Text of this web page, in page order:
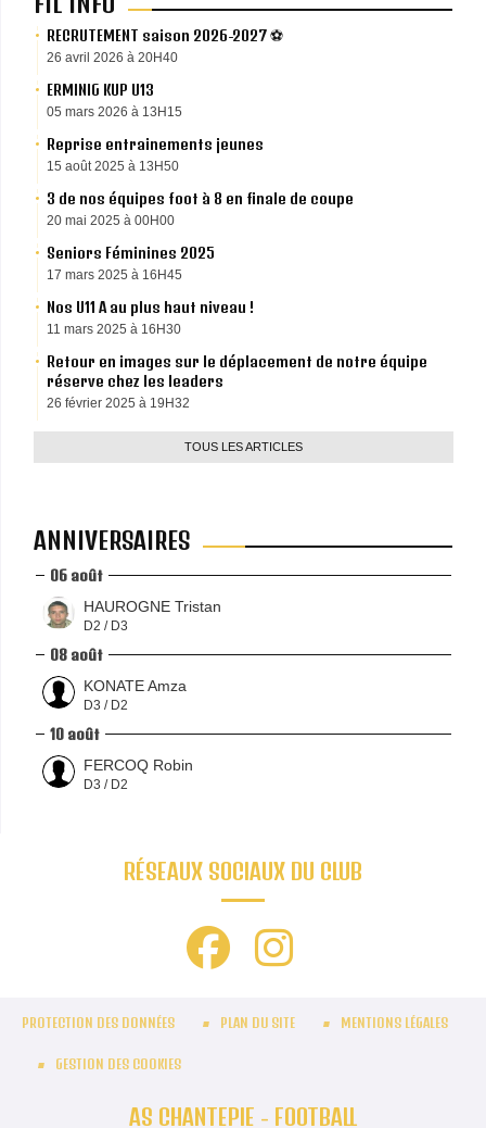
RECRUTEMENT saison 2026-2027 ⚽️
26 avril 2026 à 20H40
ERMINIG KUP U13
05 mars 2026 à 13H15
Reprise entrainements jeunes
15 août 2025 à 13H50
3 de nos équipes foot à 8 en finale de coupe
20 mai 2025 à 00H00
Seniors Féminines 2025
17 mars 2025 à 16H45
Nos U11 A au plus haut niveau !
11 mars 2025 à 16H30
Retour en images sur le déplacement de notre équipe
réserve chez les leaders
26 février 2025 à 19H32
TOUS LES ARTICLES
ANNIVERSAIRES
06 août
HAUROGNE Tristan
D2 / D3
08 août
KONATE Amza
D3 / D2
10 août
FERCOQ Robin
D3 / D2
RÉSEAUX SOCIAUX DU CLUB
PROTECTION DES DONNÉES PLAN DU SITE MENTIONS LÉGALES
GESTION DES COOKIES
AS CHANTEPIE - FOOTBALL